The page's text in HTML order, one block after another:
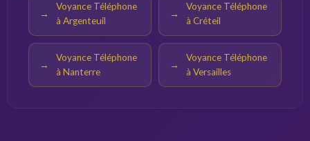
Voyance Téléphone
à Argenteuil
Voyance Téléphone
à Créteil
Voyance Téléphone
à Nanterre
Voyance Téléphone
à Versailles